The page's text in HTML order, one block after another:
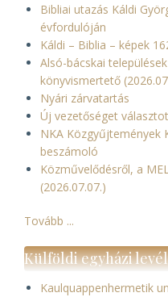
Bibliai utazás Káldi
évfordulóján
Káldi – Biblia – képek
Alsó-bácskai
könyvismertető
Nyári zárvatartás
Új vezetőséget
NKA Közgyűjtemények
beszámoló
Közművelődésről, a
(2026.07.07.)
Tovább ...
Külföldi egyházi
Kaulquappenhermetik